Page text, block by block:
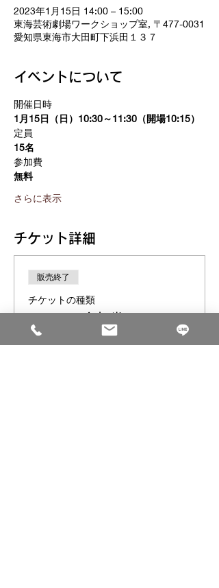
2023年1月15日 14:00 – 15:00
東海芸術劇場ワークショップ室, 〒477-0031
愛知県東海市大田町下浜田１３７
イベントについて
開催日時
1月15日（日）10:30～11:30（開場10:15）
定員
15名
参加費
無料
さらに表示
チケット詳細
販売終了
チケットの種類
セミナー参加券
価格